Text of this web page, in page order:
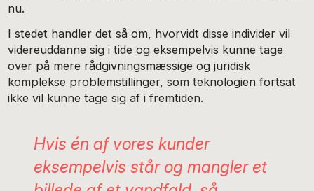
nu.
I stedet handler det så om, hvorvidt disse individer vil
videreuddanne sig i tide og eksempelvis kunne tage
over på mere rådgivningsmæssige og juridisk
komplekse problemstillinger, som teknologien fortsat
ikke vil kunne tage sig af i fremtiden.
Hvis én af vores kunder
eksempelvis står og mangler et